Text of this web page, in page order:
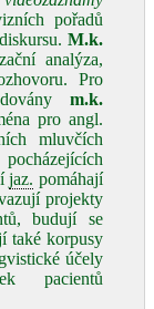
pořadů
M.k.
analýza,
Pro
m.k.
pro angl.
mluvčích
jaz. pomáhají
projekty
budují se
také korpusy
účely
pacientů